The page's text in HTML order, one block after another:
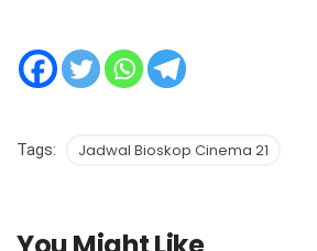
Tags: Jadwal Bioskop Cinema 21